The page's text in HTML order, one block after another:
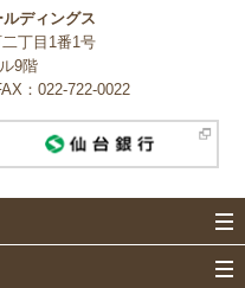
ディングス
丁目1番1号
9階
：022-722-0022